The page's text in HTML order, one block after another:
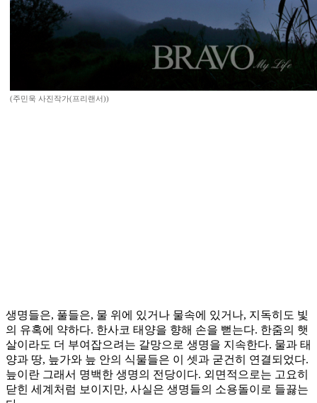
(주민욱 사진작가(프리랜서))
생명들은, 풀들은, 물 위에 있거나 물속에 있거나, 지독히도 빛
의 유혹에 약하다. 한사코 태양을 향해 손을 뻗는다. 한줌의 햇
살이라도 더 부여잡으려는 갈망으로 생명을 지속한다. 물과 태
양과 땅, 늪가와 늪 안의 식물들은 이 셋과 굳건히 연결되었다.
늪이란 그래서 명백한 생명의 전당이다. 외면적으로는 고요히
닫힌 세계처럼 보이지만, 사실은 생명들의 소용돌이로 들끓는